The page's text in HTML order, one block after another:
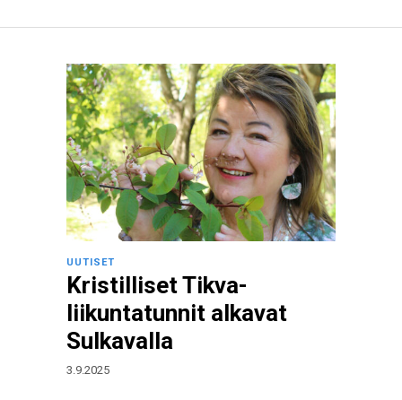
UUTISET
Kristilliset Tikva-
liikuntatunnit alkavat
Sulkavalla
3.9.2025